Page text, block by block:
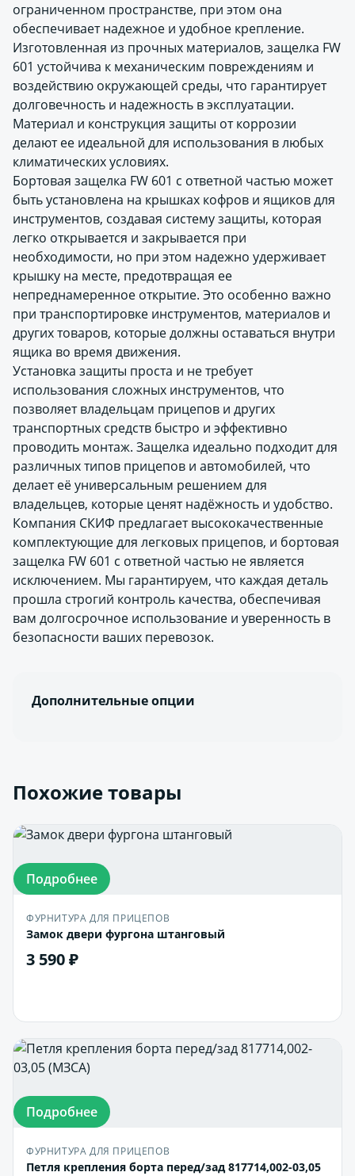
ограниченном пространстве, при этом она
обеспечивает надежное и удобное крепление.
Изготовленная из прочных материалов, защелка FW
601 устойчива к механическим повреждениям и
воздействию окружающей среды, что гарантирует
долговечность и надежность в эксплуатации.
Материал и конструкция защиты от коррозии
делают ее идеальной для использования в любых
климатических условиях.
Бортовая защелка FW 601 с ответной частью может
быть установлена на крышках кофров и ящиков для
инструментов, создавая систему защиты, которая
легко открывается и закрывается при
необходимости, но при этом надежно удерживает
крышку на месте, предотвращая ее
непреднамеренное открытие. Это особенно важно
при транспортировке инструментов, материалов и
других товаров, которые должны оставаться внутри
ящика во время движения.
Установка защиты проста и не требует
использования сложных инструментов, что
позволяет владельцам прицепов и других
транспортных средств быстро и эффективно
проводить монтаж. Защелка идеально подходит для
различных типов прицепов и автомобилей, что
делает её универсальным решением для
владельцев, которые ценят надёжность и удобство.
Компания СКИФ предлагает высококачественные
комплектующие для легковых прицепов, и бортовая
защелка FW 601 с ответной частью не является
исключением. Мы гарантируем, что каждая деталь
прошла строгий контроль качества, обеспечивая
вам долгосрочное использование и уверенность в
безопасности ваших перевозок.
Дополнительные опции
Похожие товары
Подробнее
ФУРНИТУРА ДЛЯ ПРИЦЕПОВ
Замок двери фургона штанговый
3 590 ₽
Подробнее
ФУРНИТУРА ДЛЯ ПРИЦЕПОВ
Петля крепления борта перед/зад 817714,002-03,05